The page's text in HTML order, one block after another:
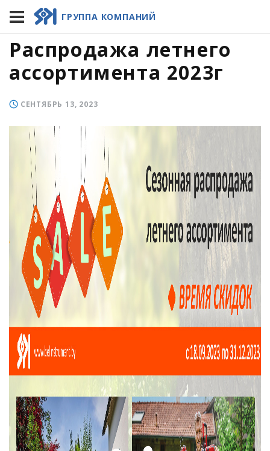
ГРУППА КОМПАНИЙ
Главная /
ассортимента 2023г
Распродажа летнего
ассортимента 2023г
СЕНТЯБРЬ 13, 2023